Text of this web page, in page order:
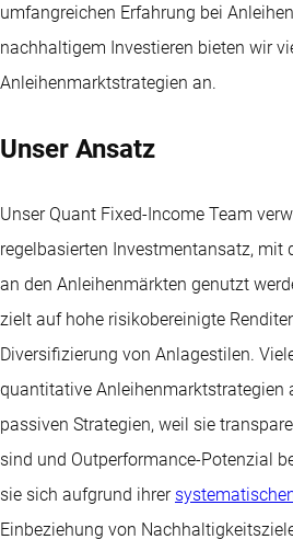
umfangreichen Erfahrung bei
nachhaltigem Investieren bieten wir
Anleihenmarktstrategien an.
Unser Ansatz
Unser Quant Fixed-Income Team
regelbasierten Investmentansatz, mit
an den Anleihenmärkten genutzt
zielt auf hohe risikobereinigte
Diversifizierung von Anlagestilen.
quantitative Anleihenmarktstrategien
passiven Strategien, weil sie
sind und Outperformance-Potenzial
sie sich aufgrund ihrer
Einbeziehung von